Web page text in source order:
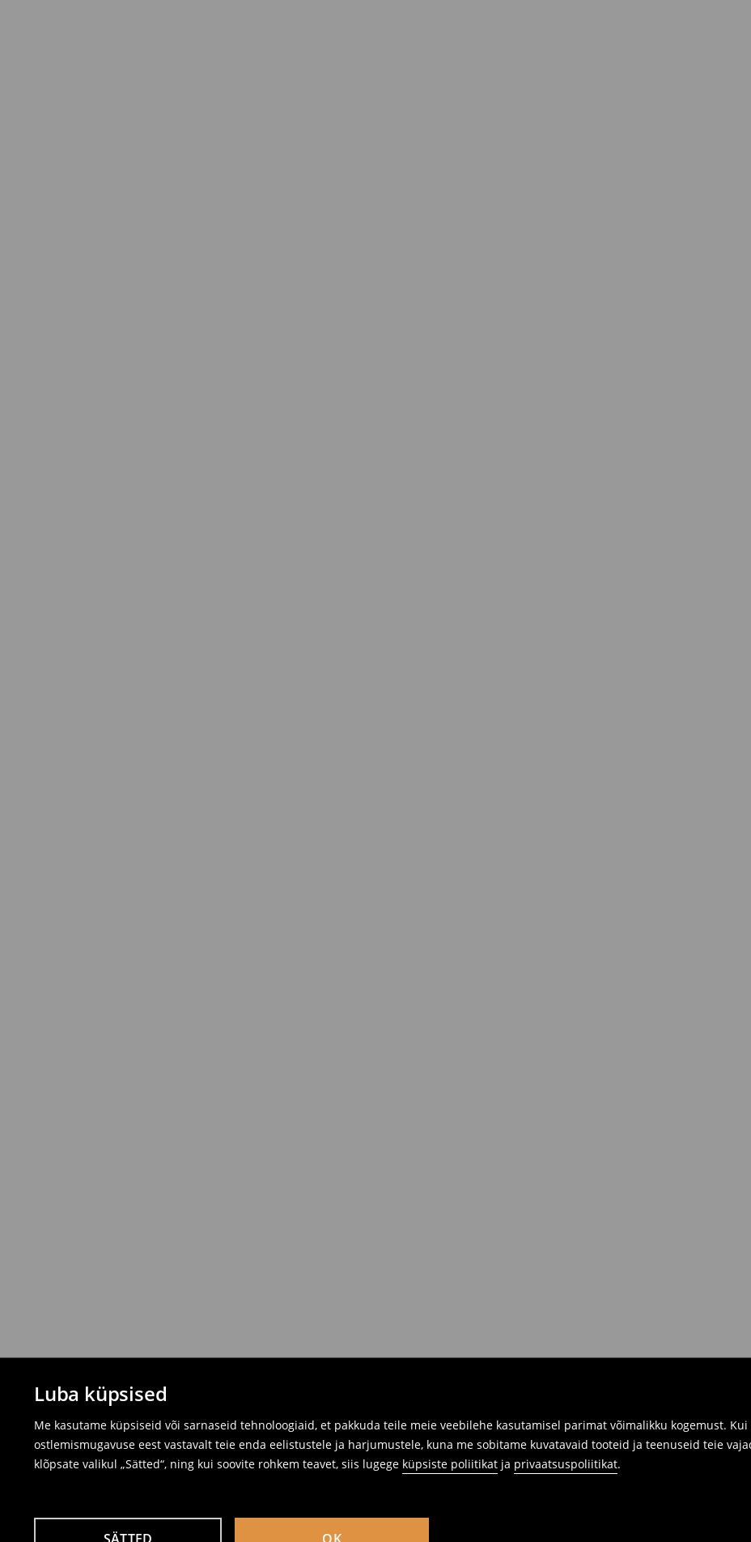
Luba küpsised
Me kasutame küpsiseid või sarnaseid tehnoloogiaid, et pakkuda teile meie veebilehe kasutamisel parimat võimalikku kogemust.
ostlemismugavuse eest vastavalt teie enda eelistustele ja harjumustele, kuna me sobitame kuvatavaid tooteid ja teenuseid teie
klõpsate valikul „Sätted“, ning kui soovite rohkem teavet, siis lugege küpsiste poliitikat ja privaatsuspoliitikat.